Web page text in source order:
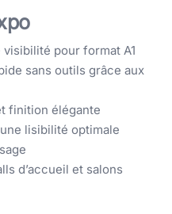
pour format A1
sans outils grâce aux
finition élégante
lisibilité optimale
d’accueil et salons